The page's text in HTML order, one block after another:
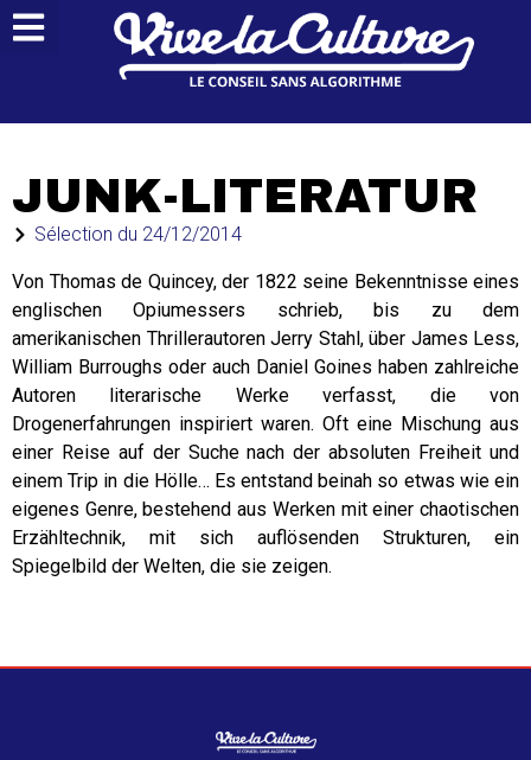
JUNK-LITERATUR
Sélection du 24/12/2014
Von Thomas de Quincey, der 1822 seine Bekenntnisse eines
englischen Opiumessers schrieb, bis zu dem
amerikanischen Thrillerautoren Jerry Stahl, über James Less,
William Burroughs oder auch Daniel Goines haben zahlreiche
Autoren literarische Werke verfasst, die von
Drogenerfahrungen inspiriert waren. Oft eine Mischung aus
einer Reise auf der Suche nach der absoluten Freiheit und
einem Trip in die Hölle… Es entstand beinah so etwas wie ein
eigenes Genre, bestehend aus Werken mit einer chaotischen
Erzähltechnik, mit sich auflösenden Strukturen, ein
Spiegelbild der Welten, die sie zeigen.